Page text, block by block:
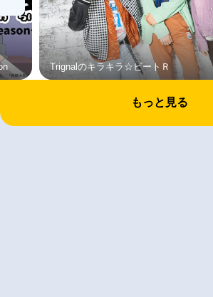
Trignalのキラキラ☆ビートＲ
もっと見る